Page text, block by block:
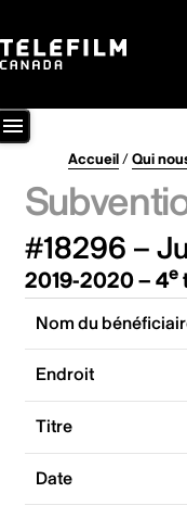
Accueil/Qui
#18296 –
2019-2020 – 4e
Nom du
Endroit
Titre
Date